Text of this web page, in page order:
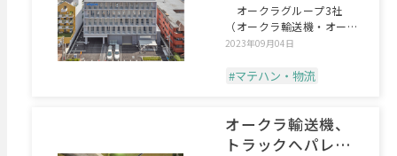
オークラグループ3社
（オークラ輸送機・オーク
ラサービス・上野電気工
2023年09月04日
#マテハン・物流
オークラ輸送機、
トラックへパレッ